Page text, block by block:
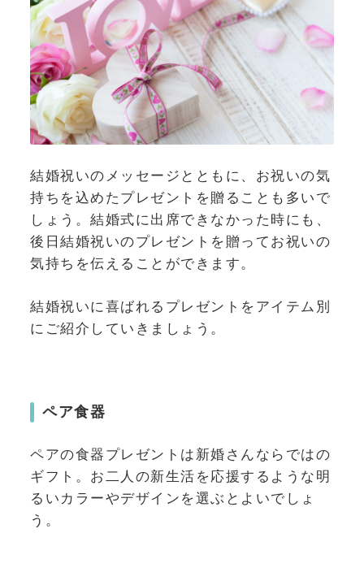
結婚祝いのメッセージとともに、お祝いの気
持ちを込めたプレゼントを贈ることも多いで
しょう。結婚式に出席できなかった時にも、
後日結婚祝いのプレゼントを贈ってお祝いの
気持ちを伝えることができます。
結婚祝いに喜ばれるプレゼントをアイテム別
にご紹介していきましょう。
ペア食器
ペアの食器プレゼントは新婚さんならではの
ギフト。お二人の新生活を応援するような明
るいカラーやデザインを選ぶとよいでしょ
う。